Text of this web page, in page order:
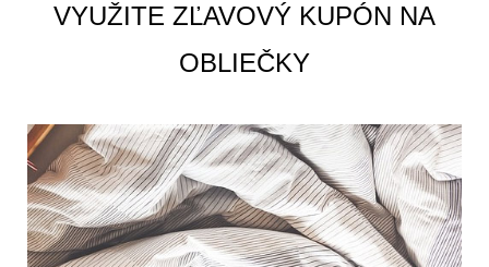
VYUŽITE ZĽAVOVÝ KUPÓN NA
OBLIEČKY